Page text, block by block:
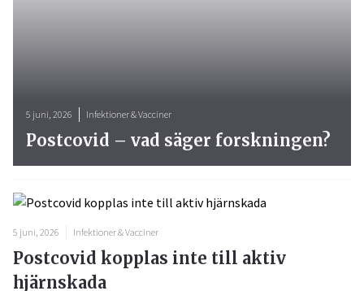
5 juni, 2026 Infektioner & Vacciner
Postcovid – vad säger forskningen?
5 juni, 2026 Infektioner & Vacciner
Postcovid kopplas inte till aktiv
hjärnskada